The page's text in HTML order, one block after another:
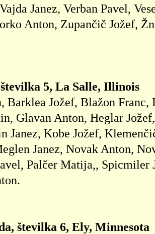
Janez, Verban Pavel,
Anton, Zupančič Jožef,
5, La Salle, Illinois
Jožef, Blažon Franc,
Glavan Anton, Heglar
Janez, Kobe Jožef,
Janez, Novak Anton,
Palčer Matija,,
številka 6, Ely, Minnesota